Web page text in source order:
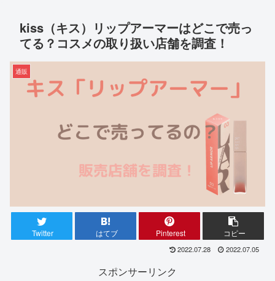
kiss（キス）リップアーマーはどこで売っ
てる？コスメの取り扱い店舗を調査！
通販
Twitter はてブ Pinterest コピー
2022.07.28 2022.07.05
スポンサーリンク